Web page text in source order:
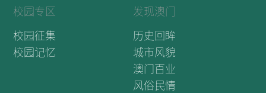
校园专区
校园征集
校园记忆
发现澳门
历史回眸
城市风貌
澳门百业
风俗民情